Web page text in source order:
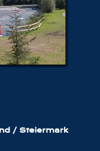
/ Steiermark